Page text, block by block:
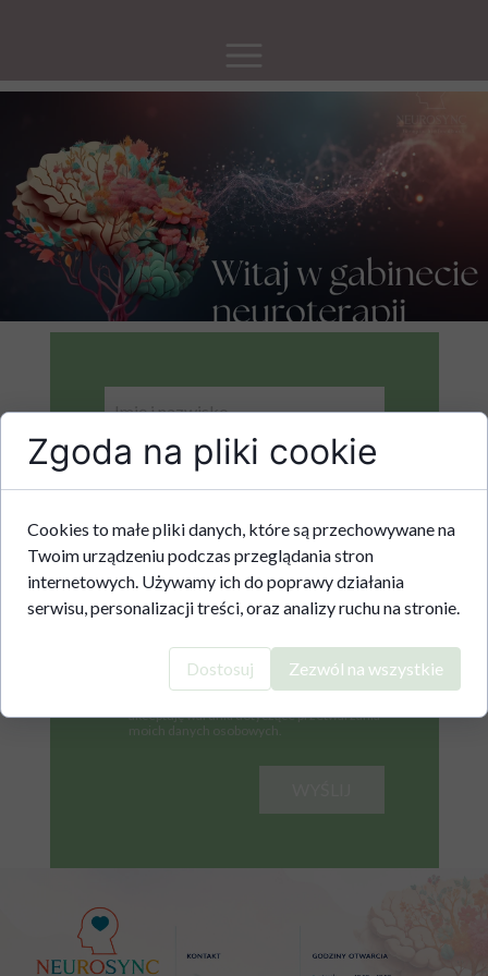
akceptuję warunki dotyczące przetwarzania
moich danych osobowych.
Zgoda na pliki cookie
Cookies to małe pliki danych, które są przechowywane na
Twoim urządzeniu podczas przeglądania stron
internetowych. Używamy ich do poprawy działania
serwisu, personalizacji treści, oraz analizy ruchu na stronie.
Dostosuj Zezwól na wszystkie